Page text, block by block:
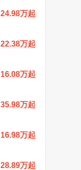
24.98万起
22.38万起
16.08万起
35.98万起
16.98万起
28.89万起